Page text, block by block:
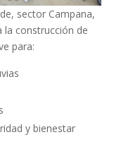
sector Campana,
la construcción de
para:
y bienestar